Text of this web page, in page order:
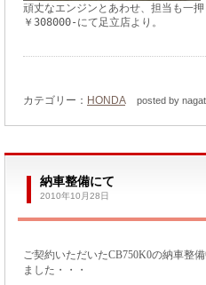
頑丈なエンジンとあわせ、担当も一押
￥308000-にて足立店より。
カテゴリー： HONDA posted by
納車整備にて
2010年10月28日
ご契約いただいたCB750K0の納車整
ました・・・